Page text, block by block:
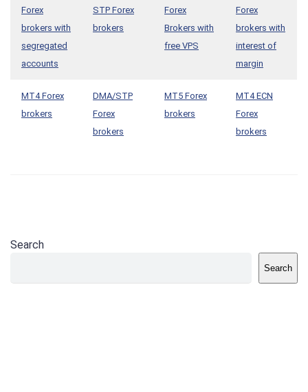
Forex
brokers with
segregated
accounts
STP Forex
brokers
Forex
Brokers with
free VPS
Forex
brokers with
interest of
margin
MT4 Forex
brokers
DMA/STP
Forex
brokers
MT5 Forex
brokers
MT4 ECN
Forex
brokers
Search
Search